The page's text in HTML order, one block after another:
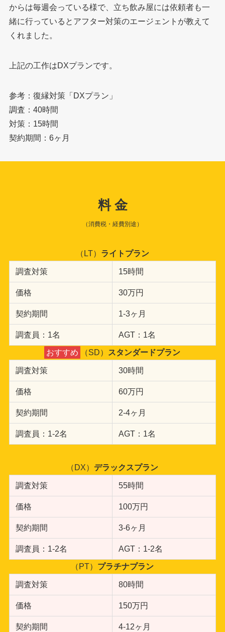
からは毎週会っている様で、立ち飲み屋には依頼者も一
緒に行っているとアフター対策のエージェントが教えて
くれました。
上記の工作はDXプランです。
参考：復縁対策「DXプラン」
調査：40時間
対策：15時間
契約期間：6ヶ月
料 金
（消費税・経費別途）
（LT） ライトプラン
調査対策 15時間
価格 30万円
契約期間 1-3ヶ月
調査員：1名 AGT：1名
おすすめ （SD） スタンダードプラン
調査対策 30時間
価格 60万円
契約期間 2-4ヶ月
調査員：1-2名 AGT：1名
（DX） デラックスプラン
調査対策 55時間
価格 100万円
契約期間 3-6ヶ月
調査員：1-2名 AGT：1-2名
（PT） プラチナプラン
調査対策 80時間
価格 150万円
契約期間 4-12ヶ月